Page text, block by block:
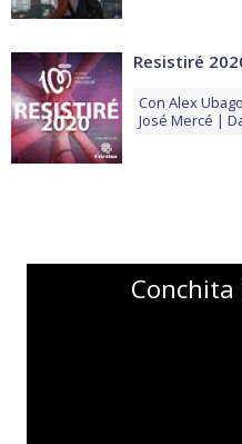
Resistiré
Con Alex Ubago
José Mercé
Conchita